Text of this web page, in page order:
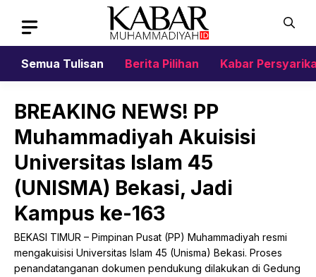
content
Semua Tulisan
Berita Pilihan Kabar
BREAKING NEWS! PP
Muhammadiyah Akuisisi
Universitas Islam 45
(UNISMA) Bekasi, Jadi
Kampus ke-163
BEKASI TIMUR – Pimpinan Pusat (PP) Muhammadiyah resmi
mengakuisisi Universitas Islam 45 (Unisma) Bekasi. Proses
penandatanganan dokumen pendukung dilakukan di Gedung